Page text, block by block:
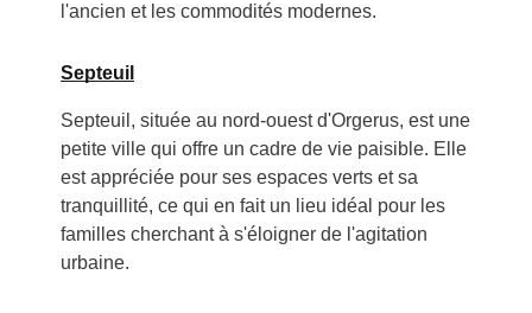
l'ancien et les commodités modernes.
Septeuil
Septeuil, située au nord-ouest d'Orgerus, est une
petite ville qui offre un cadre de vie paisible. Elle
est appréciée pour ses espaces verts et sa
tranquillité, ce qui en fait un lieu idéal pour les
familles cherchant à s'éloigner de l'agitation
urbaine.